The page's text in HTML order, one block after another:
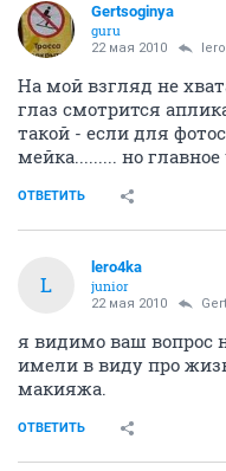
Gertsoginya
guru
22 мая 2010
На мой взгляд не
глаз смотрится
такой - если для
мейка......... но
ОТВЕТИТЬ
L
lero4ka
junior
22 мая 2010
я видимо ваш вопрос
имели в виду про
макияжа.
ОТВЕТИТЬ